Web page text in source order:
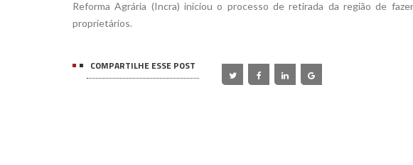
Reforma Agrária (Incra) iniciou o processo de retirada da região de
proprietários.
COMPARTILHE ESSE POST